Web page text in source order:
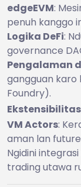
edgeEVM:
penuh kanggo
Logika DeFi:
governance
Pengalaman
gangguan karo
Foundry).
Ekstensibilitas
VM Actors:
aman lan
Ngidini
trading utawa